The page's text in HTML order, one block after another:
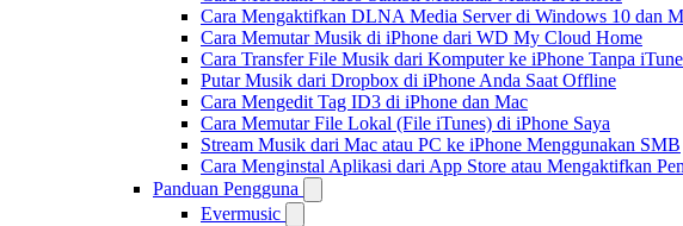
Cara Mengaktifkan DLNA Media Server di Windows 10 dan
Cara Memutar Musik di iPhone dari WD My Cloud Home
Cara Transfer File Musik dari Komputer ke iPhone Tanpa
Putar Musik dari Dropbox di iPhone Anda Saat Offline
Cara Mengedit Tag ID3 di iPhone dan Mac
Cara Memutar File Lokal (File iTunes) di iPhone Saya
Stream Musik dari Mac atau PC ke iPhone Menggunakan SMB
Cara Menginstal Aplikasi dari App Store atau Mengaktifkan
Panduan Pengguna
Evermusic